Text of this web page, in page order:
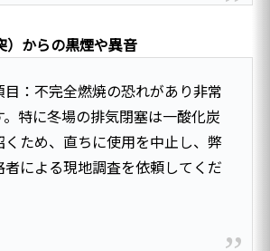
）からの黒煙や異音
：不完全燃焼の恐れがあり非常
。特に冬場の排気閉塞は一酸化炭
くため、直ちに使用を中止し、弊
による現地調査を依頼してくだ